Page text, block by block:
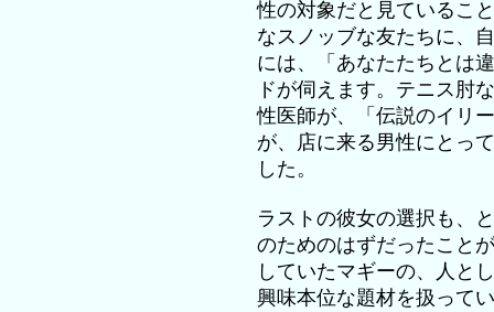
性の対象だと見ているこ
なスノッブな友たちに、
には、「あなたたちとは
ドが伺えます。テニス肘
性医師が、「伝説のイリ
が、店に来る男性にとっ
した。
ラストの彼女の選択も、
のためのはずだったこと
していたマギーの、人と
興味本位な題材を扱って